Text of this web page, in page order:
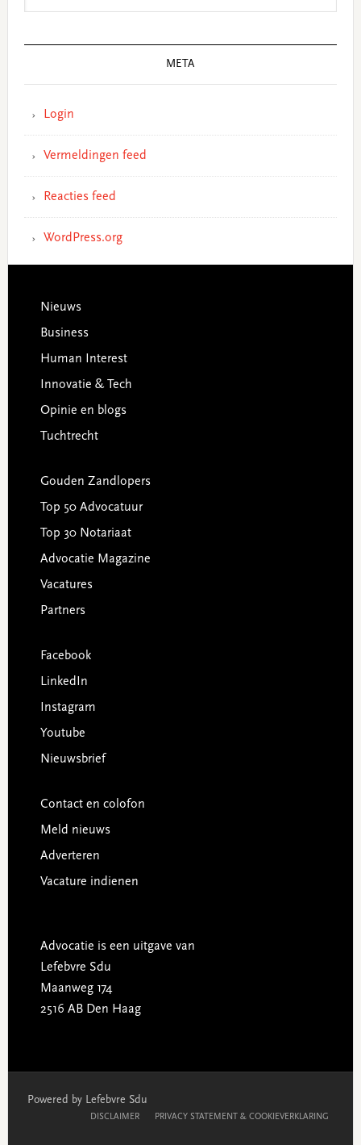
META
Login
Vermeldingen feed
Reacties feed
WordPress.org
Footer
Nieuws
Business
Human Interest
Innovatie & Tech
Opinie en blogs
Tuchtrecht
Gouden Zandlopers
Top 50 Advocatuur
Top 30 Notariaat
Advocatie Magazine
Vacatures
Partners
Facebook
LinkedIn
Instagram
Youtube
Nieuwsbrief
Contact en colofon
Meld nieuws
Adverteren
Vacature indienen
Advocatie is een uitgave van
Lefebvre Sdu
Maanweg 174
2516 AB Den Haag
Powered by Lefebvre Sdu
DISCLAIMER PRIVACY STATEMENT & COOKIEVERKLARING